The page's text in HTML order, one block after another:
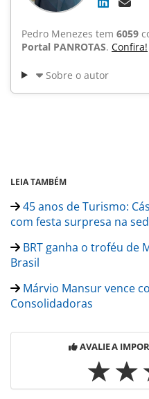
Pedro Menezes tem 6059
Portal PANROTAS. Confira!
Sobre o autor
LEIA TAMBÉM
45 anos de Turismo:
com festa surpresa na
BRT ganha o troféu de
Brasil
Márvio Mansur vence
Consolidadoras
AVALIE A